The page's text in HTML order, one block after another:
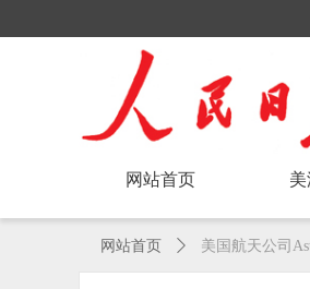
网站首页
网站首页 ꄲ 美国航天公司